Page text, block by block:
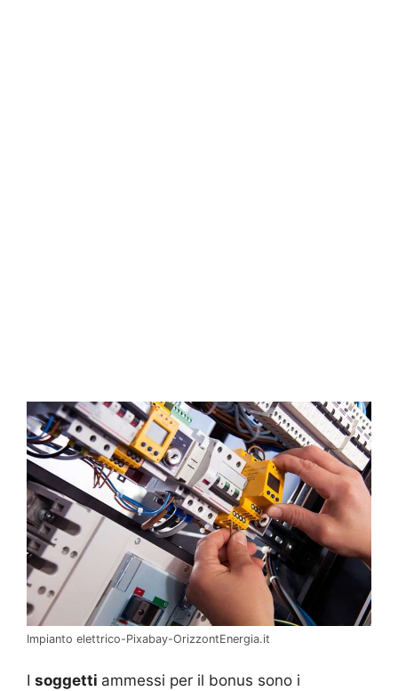
Impianto elettrico-Pixabay-OrizzontEnergia.it
I soggetti ammessi per il bonus sono i